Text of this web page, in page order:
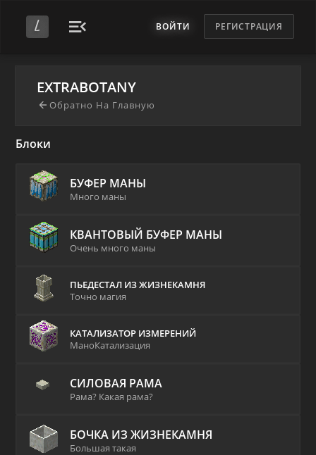
ВОЙТИ РЕГИСТРАЦИЯ
EXTRABOTANY
Обратно На Главную
Блоки
БУФЕР МАНЫ
Много маны
КВАНТОВЫЙ БУФЕР МАНЫ
Очень много маны
ПЬЕДЕСТАЛ ИЗ ЖИЗНЕКАМНЯ
Точно магия
КАТАЛИЗАТОР ИЗМЕРЕНИЙ
МаноКатализация
СИЛОВАЯ РАМА
Рама? Какая рама?
БОЧКА ИЗ ЖИЗНЕКАМНЯ
Большая такая